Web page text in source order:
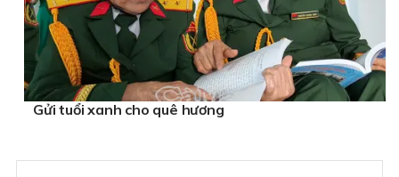
Gửi tuổi xanh cho quê hương